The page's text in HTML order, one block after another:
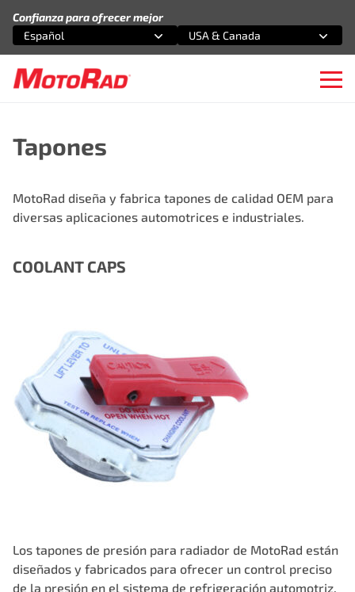
Confianza para ofrecer mejor
Selecciona una opción
Español
Selecciona una opción
USA & Canada
Tapones
MotoRad diseña y fabrica tapones de calidad OEM para
diversas aplicaciones automotrices e industriales.
COOLANT CAPS
Los tapones de presión para radiador de MotoRad están
diseñados y fabricados para ofrecer un control preciso
de la presión en el sistema de refrigeración automotriz.